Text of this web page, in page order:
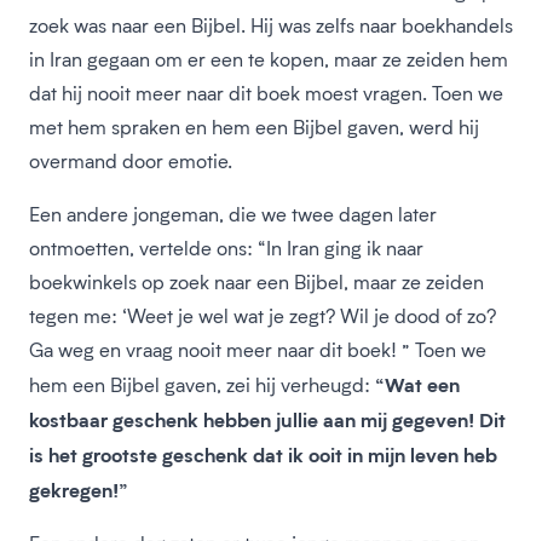
zoek was naar een Bijbel. Hij was zelfs naar boekhandels
in Iran gegaan om er een te kopen, maar ze zeiden hem
dat hij nooit meer naar dit boek moest vragen. Toen we
met hem spraken en hem een Bijbel gaven, werd hij
overmand door emotie.
Een andere jongeman, die we twee dagen later
ontmoetten, vertelde ons: “In Iran ging ik naar
boekwinkels op zoek naar een Bijbel, maar ze zeiden
tegen me: ‘Weet je wel wat je zegt? Wil je dood of zo?
Ga weg en vraag nooit meer naar dit boek! ” Toen we
hem een Bijbel gaven, zei hij verheugd: “Wat een
kostbaar geschenk hebben jullie aan mij gegeven! Dit
is het grootste geschenk dat ik ooit in mijn leven heb
gekregen!”